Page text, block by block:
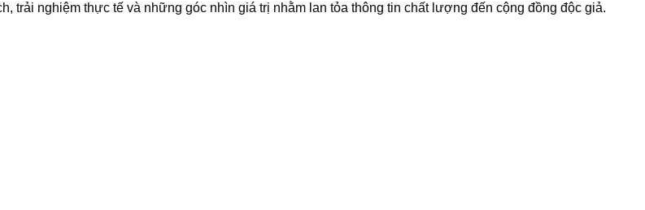
trải nghiệm thực tế và những góc nhìn giá trị nhằm lan tỏa thông tin chất lượng đến cộng đồng độc giả.